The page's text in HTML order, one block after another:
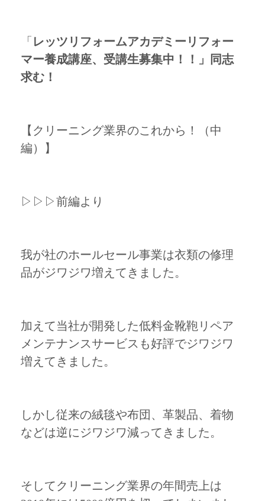
「 レッツリフォームアカデミーリフォー
マー養成講座、受講生募集中！！」同志
求む！
【クリーニング業界のこれから！（中
編）】
▷▷▷前編より
我が社のホールセール事業は衣類の修理
品がジワジワ増えてきました。
加えて当社が開発した低料金靴鞄リペア
メンテナンスサービスも好評でジワジワ
増えてきました。
しかし従来の絨毯や布団、革製品、着物
などは逆にジワジワ減ってきました。
そしてクリーニング業界の年間売上は